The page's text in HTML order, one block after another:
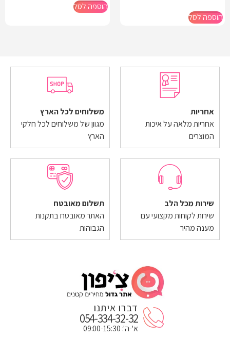
הוספה לסל
הוספה לסל
אחריות
אחריות מלאה על איכות
המוצרים
משלוחים לכל הארץ
מגוון של משלוחים לכל חלקי
הארץ
שירות מכל הלב
שירות לקוחות מקצועי עם
מענה מהיר
תשלום מאובטח
האתר מאובטח בתקנות
הגבוהות
דברו איתנו
054-334-32-32
א'-ה': 09:00-15:30